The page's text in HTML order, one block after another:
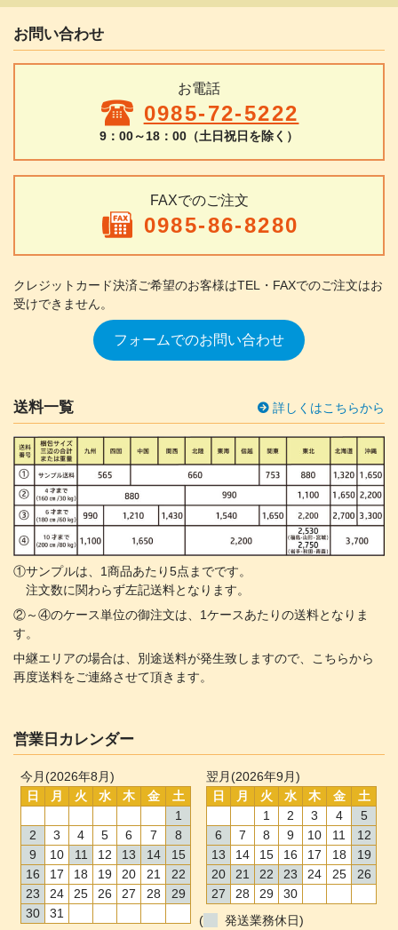
お問い合わせ
お電話
0985-72-5222
9：00～18：00（土日祝日を除く）
FAXでのご注文
0985-86-8280
クレジットカード決済ご希望のお客様はTEL・FAXでのご注文はお
受けできません。
フォームでのお問い合わせ
送料一覧 詳しくはこちらから
①サンプルは、1商品あたり5点までです。
注文数に関わらず左記送料となります。
②～④のケース単位の御注文は、1ケースあたりの送料となりま
す。
中継エリアの場合は、別途送料が発生致しますので、こちらから
再度送料をご連絡させて頂きます。
営業日カレンダー
今月(2026年8月)
日
月 火 水 木 金
土
1
2
3 4 5 6 7
8
9
10 11 12 13 14
15
16
17 18 19 20 21
22
23
24 25 26 27 28
29
30
31
翌月(2026年9月)
日
月 火 水 木 金
土
1
2 3 4
5
6
7 8 9 10 11
12
13
14 15 16 17 18
19
20
21 22 23 24 25
26
27
28 29
30
(
発送業務休日)